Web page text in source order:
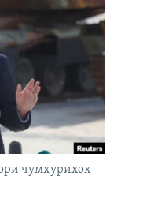
ҷумҳурихоҳ